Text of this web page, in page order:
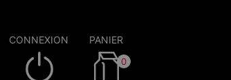
CONNEXION PANIER
0